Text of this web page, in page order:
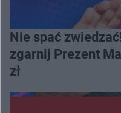
Nie spać
zgarnij Prezent
zł